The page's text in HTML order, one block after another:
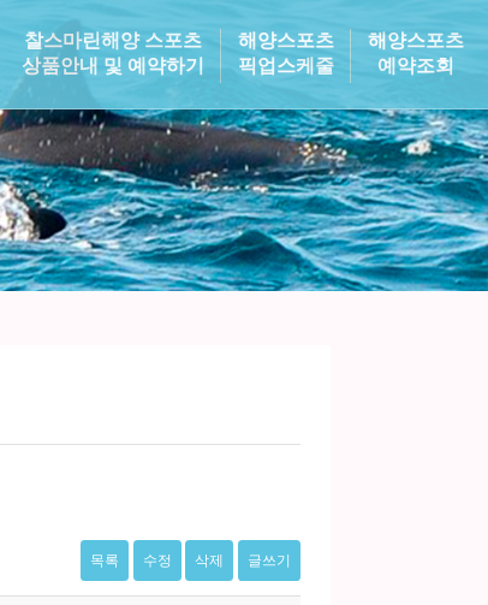
찰스마린해양 스포츠
상품안내 및 예약하기
해양스포츠
픽업스케줄
해양스포츠
예약조회
목록 수정 삭제 글쓰기